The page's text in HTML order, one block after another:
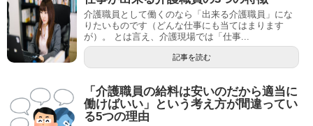
介護職員として働くのなら「出来る介護職員」にな
りたいものです（どんな仕事にも当てはまります
が）。 とは言え、介護現場では「仕事...
記事を読む
「介護職員の給料は安いのだから適当に
働けばいい」という考え方が間違ってい
る5つの理由